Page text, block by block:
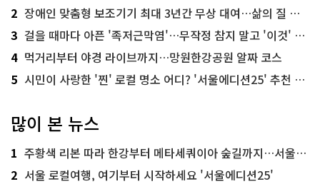
2 장애인 맞춤형 보조기기 최대 3년간 무상 대여…삶의 질 높인다
3 걸을 때마다 아픈 '족저근막염'…무작정 참지 말고 '이것' 해보세요!
4 먹거리부터 야경 라이브까지…망원한강공원 알짜 코스
5 시민이 사랑한 '찐' 로컬 명소 어디? '서울에디션25' 추천 코스
많이 본 뉴스
1 주황색 리본 따라 한강부터 메타세쿼이아 숲길까지…서울둘레길 15코스
2 서울 로컬여행, 여기부터 시작하세요 '서울에디션25'